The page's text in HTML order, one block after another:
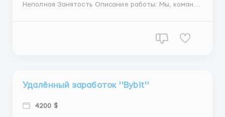
Неполная Занятость Описание работы: Мы, команда
крипто-трейдеров! Наша компания занимается
Удалённый заработок ''Bybit''
4200 $